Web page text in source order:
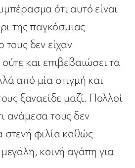
ότι αυτό είναι
της παγκόσμιας
δεν είχαν
και επιβεβαιώσει τα
από μία στιγμή και
ξαναείδε μαζί. Πολλοί
ανάμεσα τους δεν
φιλία καθώς
κοινή αγάπη για